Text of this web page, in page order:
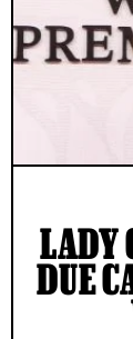
LADY
DUE